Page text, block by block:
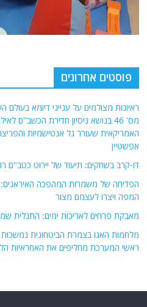
פוסטים אחרונים
ראיונות מצולמים על ענייני דיומא
מס' 46 בנושא ניסיון חדירת הכשב"ם
אפשטיין
דו-קרב בשחקים: תיעוד של יירוט כטב"ם
הפדיחה של משמרות המהפכה האיראנים:
המפה ויצרו לעצמם מצור
מאבקת פרחים לאריכות ימים: התגלית
מלחמות האגו בצמרת הביטחונית
ראשי המערכת מחליפים את האחראיות